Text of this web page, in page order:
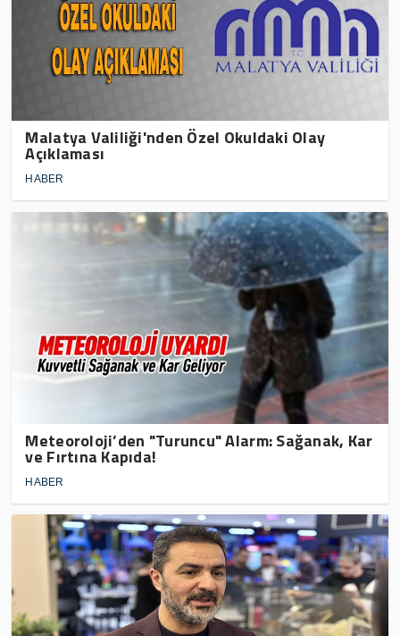
Malatya Valiliği'nden Özel Okuldaki Olay
Açıklaması
HABER
Meteoroloji’den "Turuncu" Alarm: Sağanak, Kar
ve Fırtına Kapıda!
HABER